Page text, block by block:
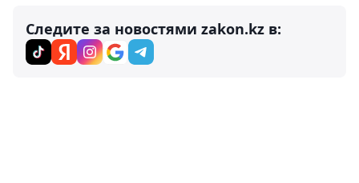
Следите за новостями zakon.kz в: